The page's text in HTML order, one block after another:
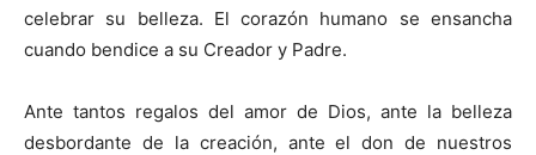
celebrar su belleza. El corazón humano se ensancha
cuando bendice a su Creador y Padre.
Ante tantos regalos del amor de Dios, ante la belleza
desbordante de la creación, ante el don de nuestros